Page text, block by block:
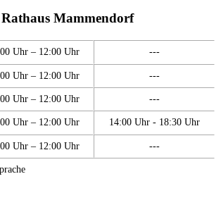
Mammendorf
Uhr – 12:00 Uhr ---
Uhr – 12:00 Uhr ---
Uhr – 12:00 Uhr ---
Uhr – 12:00 Uhr 14:00 Uhr - 18:30 Uhr
Uhr – 12:00 Uhr ---